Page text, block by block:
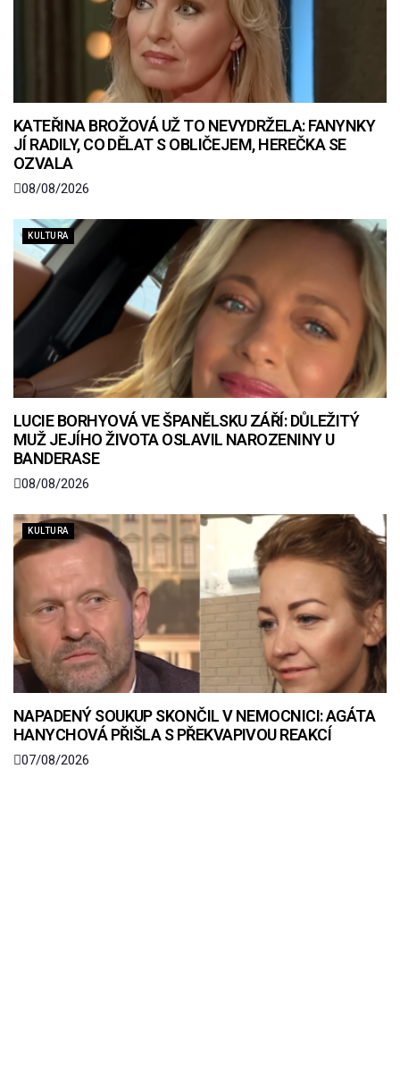
KATEŘINA BROŽOVÁ UŽ TO NEVYDRŽELA: FANYNKY
JÍ RADILY, CO DĚLAT S OBLIČEJEM, HEREČKA SE
OZVALA
08/08/2026
KULTURA
LUCIE BORHYOVÁ VE ŠPANĚLSKU ZÁŘÍ: DŮLEŽITÝ
MUŽ JEJÍHO ŽIVOTA OSLAVIL NAROZENINY U
BANDERASE
08/08/2026
KULTURA
NAPADENÝ SOUKUP SKONČIL V NEMOCNICI: AGÁTA
HANYCHOVÁ PŘIŠLA S PŘEKVAPIVOU REAKCÍ
07/08/2026